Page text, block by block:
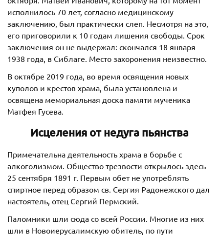
исполнилось 70 лет, согласно медицинскому
заключению, был практически слеп. Несмотря на это,
его приговорили к 10 годам лишения свободы. Срок
заключения он не выдержал: скончался 18 января
1938 года, в Сиблаге. Место захоронения неизвестно.
В октябре 2019 года, во время освящения новых
куполов и крестов храма, была установлена и
освящена мемориальная доска памяти мученика
Матфея Гусева.
Исцеления от недуга пьянства
Примечательна деятельность храма в борьбе с
алкоголизмом. Общество трезвости открылось здесь
25 сентября 1891 г. Первым обет не употреблять
спиртное перед образом св. Сергия Радонежского дал
настоятель, отец Сергий Пермский.
Паломники шли сюда со всей России. Многие из них
шли в Новоиерусалимскую обитель, по пути